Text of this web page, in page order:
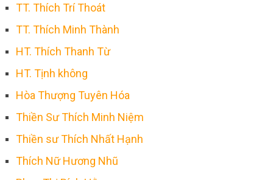
TT. Thích Trí Thoát
TT. Thích Minh Thành
HT. Thích Thanh Từ
HT. Tịnh không
Hòa Thượng Tuyên Hóa
Thiền Sư Thích Minh Niệm
Thiền sư Thích Nhất Hạnh
Thích Nữ Hương Nhũ